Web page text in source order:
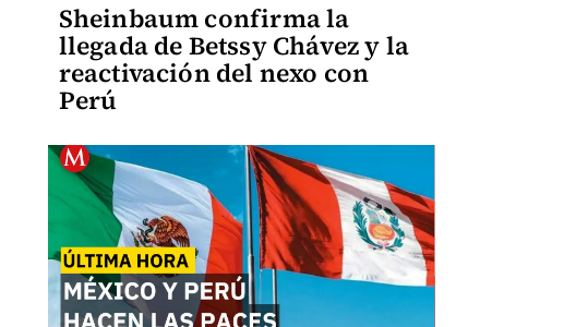
Sheinbaum confirma la
llegada de Betssy Chávez y la
reactivación del nexo con
Perú